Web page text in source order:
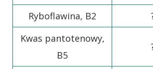
Ryboflawina, B2
Kwas pantotenowy,
B5